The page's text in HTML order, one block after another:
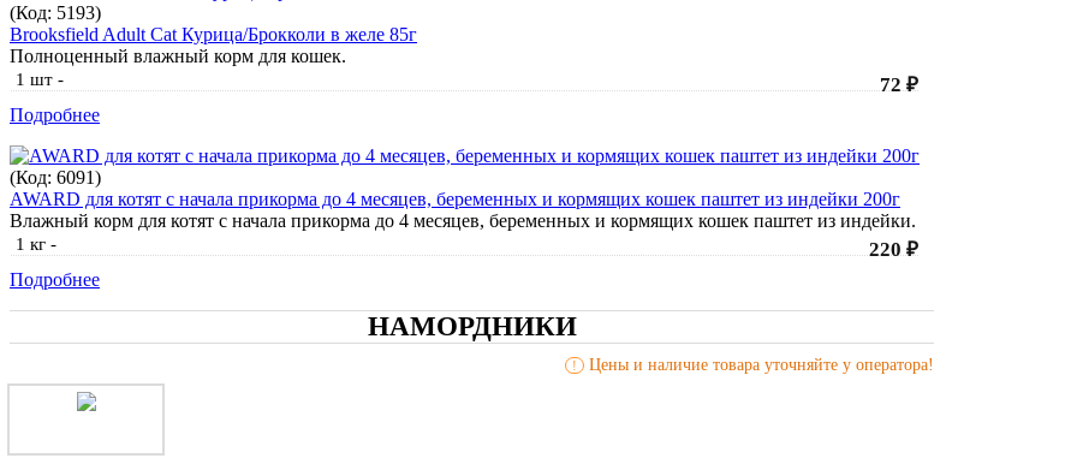
(Код: 5193)
Brooksfield Adult Cat Курица/Брокколи в желе 85г
Полноценный влажный корм для кошек.
1 шт - 72 ₽
Подробнее
(Код: 6091)
AWARD для котят с начала прикорма до 4 месяцев, беременных и кормящих кошек паштет из индейки 200г
Влажный корм для котят с начала прикорма до 4 месяцев, беременных и кормящих кошек паштет из индейки.
1 кг - 220 ₽
Подробнее
НАМОРДНИКИ
! Цены и наличие товара уточняйте у оператора!